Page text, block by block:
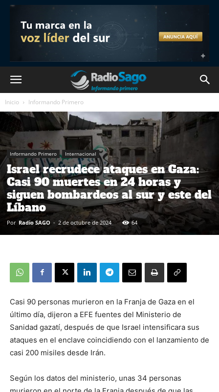
Inicio Informando Primero
Informando Primero Internacional
Israel recrudece ataques en Gaza:
Casi 90 muertes en 24 horas y
siguen bombardeos al sur y este del
Líbano
Por Radio SAGO - 2 de octubre de 2024 64
Casi 90 personas murieron en la Franja de Gaza en el
último día, dijeron a EFE fuentes del Ministerio de
Sanidad gazatí, después de que Israel intensificara sus
ataques en el enclave coincidiendo con el lanzamiento de
casi 200 misiles desde Irán.
Según los datos del ministerio, unas 34 personas